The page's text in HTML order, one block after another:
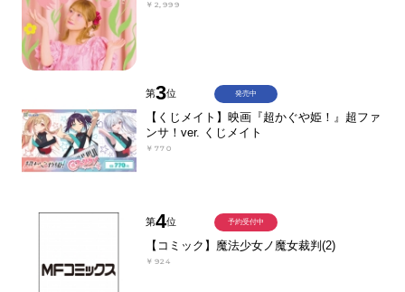
￥2,999
第3位
【くじメイト】映画『超かぐや姫！』超ファ
ンサ！ver. くじメイト
￥770
発売中
第4位
【コミック】魔法少女ノ魔女裁判(2)
￥924
予約受付中